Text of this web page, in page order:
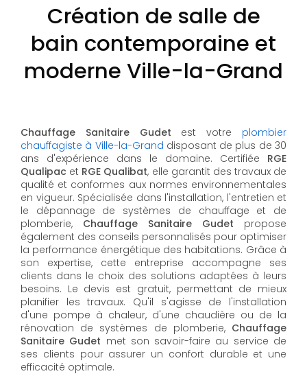
Création de salle de
bain contemporaine et
moderne Ville-la-Grand
Chauffage Sanitaire Gudet est votre plombier
chauffagiste à Ville-la-Grand disposant de plus de 30
ans d'expérience dans le domaine. Certifiée RGE
Qualipac et RGE Qualibat, elle garantit des travaux de
qualité et conformes aux normes environnementales
en vigueur. Spécialisée dans l'installation, l'entretien et
le dépannage de systèmes de chauffage et de
plomberie, Chauffage Sanitaire Gudet propose
également des conseils personnalisés pour optimiser
la performance énergétique des habitations. Grâce à
son expertise, cette entreprise accompagne ses
clients dans le choix des solutions adaptées à leurs
besoins. Le devis est gratuit, permettant de mieux
planifier les travaux. Qu'il s'agisse de l'installation
d'une pompe à chaleur, d'une chaudière ou de la
rénovation de systèmes de plomberie,Chauffage
Sanitaire Gudet met son savoir-faire au service de
ses clients pour assurer un confort durable et une
efficacité optimale.